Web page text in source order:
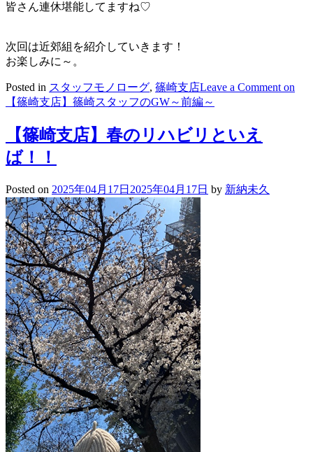
皆さん連休堪能してますね♡
次回は近郊組を紹介していきます！
お楽しみに～。
Posted in スタッフモノローグ, 篠崎支店Leave a Commenton
【篠崎支店】篠崎スタッフのGW～前編～
【篠崎支店】春のリハビリといえ
ば！！
Posted on 2025年04月17日 2025年04月17日 by 新納未久